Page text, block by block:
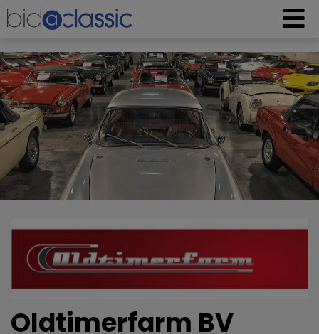
Oldtimerfarm BV